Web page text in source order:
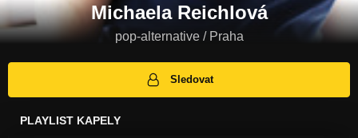
Michaela Reichlová
pop-alternative / Praha
Sledovat
PLAYLIST KAPELY